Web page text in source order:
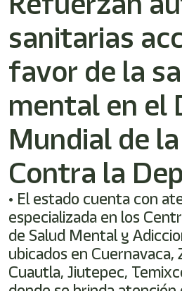
sanitarias
favor de la
mental en el
Mundial de
Contra la
• El estado cuenta con
especializada en los
de Salud Mental y
ubicados en Cuernavaca,
Cuautla, Jiutepec,